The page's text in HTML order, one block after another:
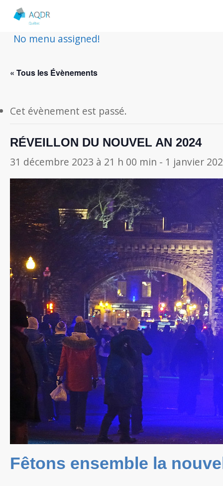
No menu assigned!
« Tous les Évènements
Cet évènement est passé.
RÉVEILLON DU NOUVEL AN 2024
31 décembre 2023 à 21 h 00 min - 1 janvier
Fêtons ensemble la